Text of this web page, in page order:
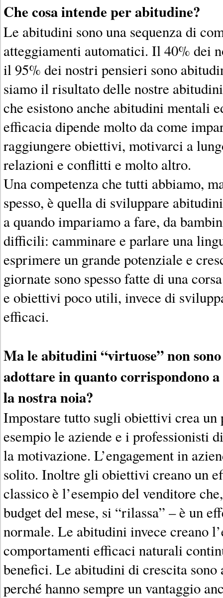
Che cosa intende per abitudine?
Le abitudini sono una sequenza di
atteggiamenti automatici. Il 40% dei
il 95% dei nostri pensieri sono
siamo il risultato delle nostre
che esistono anche abitudini mentali
efficacia dipende molto da come
raggiungere obiettivi, motivarci a
relazioni e conflitti e molto altro.
Una competenza che tutti abbiamo,
spesso, è quella di sviluppare
a quando impariamo a fare, da
difficili: camminare e parlare una
esprimere un grande potenziale e
giornate sono spesso fatte di una
e obiettivi poco utili, invece di
efficaci.
Ma le abitudini “virtuose” non
adottare in quanto corrispondono
la nostra noia?
Impostare tutto sugli obiettivi crea un
esempio le aziende e i professionisti
la motivazione. L’engagement in
solito. Inoltre gli obiettivi creano un
classico è l’esempio del venditore
budget del mese, si “rilassa” – è un
normale. Le abitudini invece creano
comportamenti efficaci naturali
benefici. Le abitudini di crescita
perché hanno sempre un vantaggio